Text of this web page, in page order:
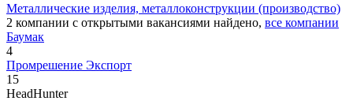
Металлические изделия, металлоконструкции (производство)
2 компании с открытыми вакансиями найдено, все компании
Баумак
4
Промрешение Экспорт
15
HeadHunter